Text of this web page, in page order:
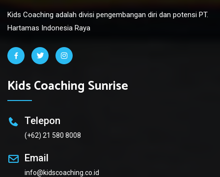
Kids Coaching adalah divisi pengembangan diri dan potensi PT.
Hartamas Indonesia Raya
Kids Coaching Sunrise
Telepon
(+62) 21 580 8008
Email
info@kidscoaching.co.id